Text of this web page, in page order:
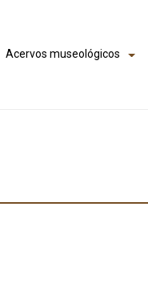
Acervos museológicos